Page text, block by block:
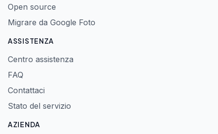
Open source
Migrare da Google Foto
ASSISTENZA
Centro assistenza
FAQ
Contattaci
Stato del servizio
AZIENDA